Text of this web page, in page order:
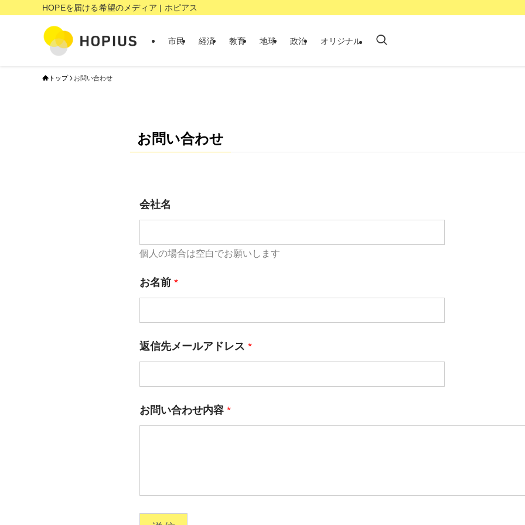
HOPEを届ける希望のメディア | ホピアス
市民 経済 教育 地球 政治 オリジナル
トップ お問い合わせ
お問い合わせ
会社名
個人の場合は空白でお願いします
お名前 *
返信先メールアドレス *
問
い
社
お問い合わせ内容 *